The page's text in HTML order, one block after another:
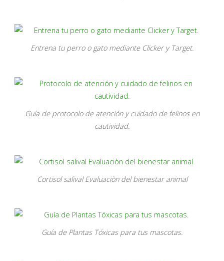
Entrena tu perro o gato mediante Clicker y Target.
Guía de protocolo de atención y cuidado de felinos en
cautividad.
Cortisol salival Evaluaciòn del bienestar animal
Guía de Plantas Tóxicas para tus mascotas.